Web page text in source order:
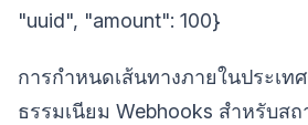
"uuid", "amount": 100}
การกำหนดเส้นทางภายในประเท
ธรรมเนียม Webhooks สำหรับสถ